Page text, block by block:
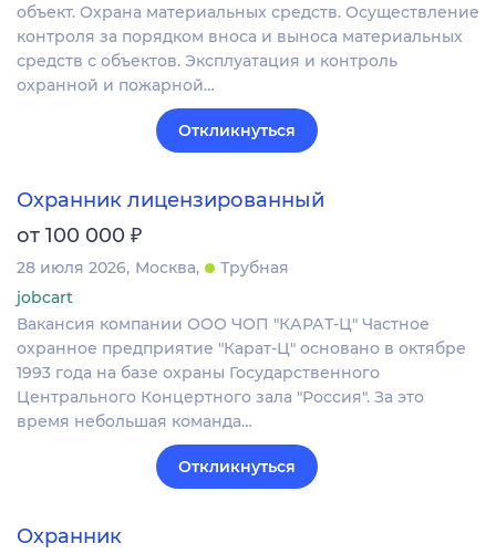
объект. Охрана материальных средств. Осуществление
контроля за порядком вноса и выноса материальных
средств с объектов. Эксплуатация и контроль
охранной и пожарной…
Откликнуться
Охранник лицензированный
от 100 000 ₽
28 июля 2026 Москва
Трубная
jobcart
Вакансия компании ООО ЧОП "КАРАТ-Ц" Частное
охранное предприятие "Карат-Ц" основано в октябре
1993 года на базе охраны Государственного
Центрального Концертного зала "Россия". За это
время небольшая команда…
Откликнуться
Охранник